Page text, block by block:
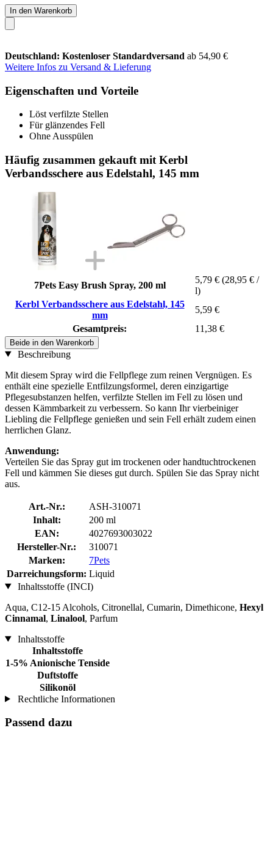
In den Warenkorb
Deutschland: Kostenloser Standardversand ab 54,90 €
Weitere Infos zu Versand & Lieferung
Eigenschaften und Vorteile
Löst verfilzte Stellen
Für glänzendes Fell
Ohne Ausspülen
Häufig zusammen gekauft mit Kerbl
Verbandsschere aus Edelstahl, 145 mm
7Pets Easy Brush Spray, 200 ml
5,79 € (28,95 € /
l)
Kerbl Verbandsschere aus Edelstahl, 145
mm
5,59 €
Gesamtpreis:
11,38 €
Beide in den Warenkorb
Beschreibung
Mit diesem Spray wird die Fellpflege zum reinen Vergnügen. Es
enthält eine spezielle Entfilzungsformel, deren einzigartige
Pflegesubstanzen helfen, verfilzte Stellen im Fell zu lösen und
dessen Kämmbarkeit zu verbessern. So kann Ihr vierbeiniger
Liebling die Fellpflege genießen und sein Fell erhält zudem einen
herrlichen Glanz.
Anwendung:
Verteilen Sie das Spray gut im trockenen oder handtuchtrockenen
Fell und kämmen Sie dieses gut durch. Spülen Sie das Spray nicht
aus.
Art.-Nr.:
ASH-310071
Inhalt:
200 ml
EAN:
4027693003022
Hersteller-Nr.:
310071
Marken:
7Pets
Darreichungsform: Liquid
Inhaltsstoffe (INCI)
Aqua, C12-15 Alcohols, Citronellal, Cumarin, Dimethicone, Hexyl
Cinnamal, Linalool, Parfum
Inhaltsstoffe
Inhaltsstoffe
1-5% Anionische Tenside
Duftstoffe
Silikonöl
Rechtliche Informationen
Passend dazu